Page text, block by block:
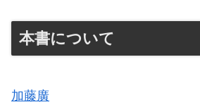
本書について
加藤廣